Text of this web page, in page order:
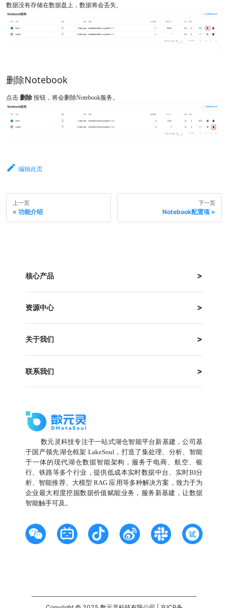
数据没有存储在数据盘上，数据将会丢失。
删除Notebook
点击 删除 按钮，将会删除Notebook服务。
编辑此页
上一页
功能介绍
下一页
Notebook配置项
核心产品
资源中心
关于我们
联系我们
数元灵科技专注于一站式湖仓智能平台新基建，公司基
于国产领先湖仓框架 LakeSoul，打造了集处理、分析、智能
于一体的现代湖仓数据智能架构，服务于电商、航空、银
行、铁路等多个行业，提供低成本实时数据中台、实时BI分
析、智能推荐、大模型 RAG 应用等多种解决方案，致力于为
企业最大程度挖掘数据价值赋能业务，服务新基建，让数据
智能触手可及。